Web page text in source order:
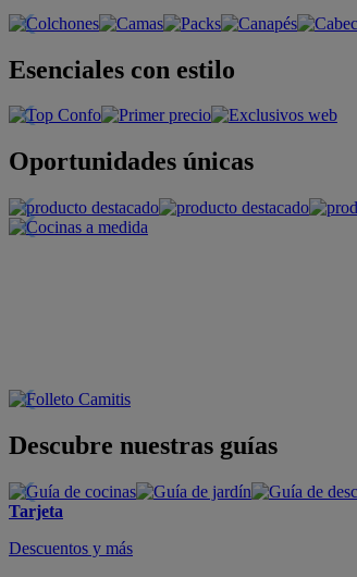
Esenciales con estilo
Oportunidades únicas
Descubre nuestras guías
Tarjeta
Descuentos y más